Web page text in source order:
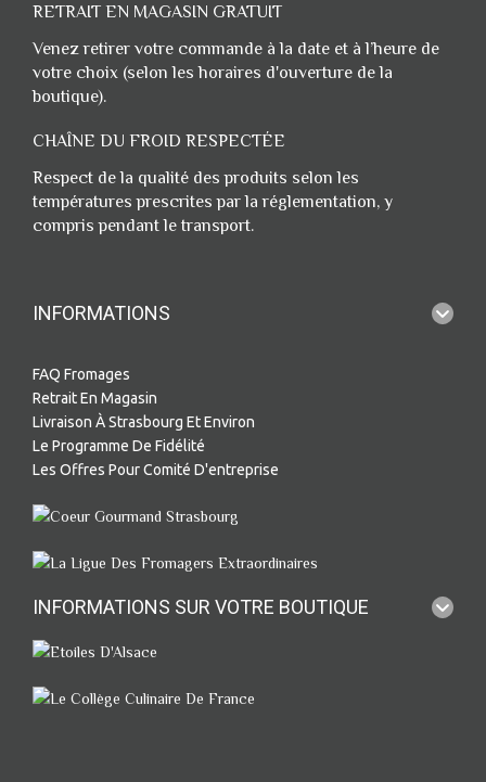
RETRAIT EN MAGASIN GRATUIT
Venez retirer votre commande à la date et à l’heure de
votre choix (selon les horaires d'ouverture de la
boutique).
CHAÎNE DU FROID RESPECTÉE
Respect de la qualité des produits selon les
températures prescrites par la réglementation, y
compris pendant le transport.
INFORMATIONS
FAQ Fromages
Retrait En Magasin
Livraison À Strasbourg Et Environ
Le Programme De Fidélité
Les Offres Pour Comité D'entreprise
INFORMATIONS SUR VOTRE BOUTIQUE